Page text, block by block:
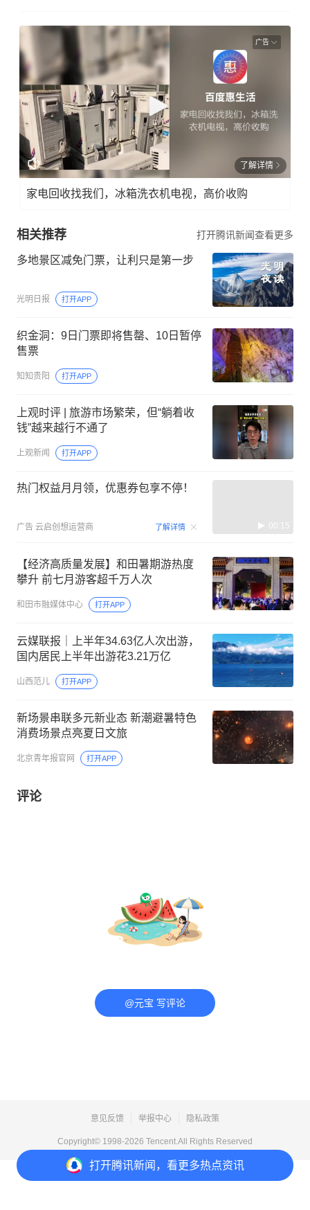
打开腾讯新闻，看更多热点资讯
广告
了解详情
家电回收找我们，冰箱洗衣机电视，高价收购
相关推荐 打开腾讯新闻查看更多
多地景区减免门票，让利只是第一步
光明日报 打开APP
织金洞：9日门票即将售罄、10日暂停
售票
知知贵阳 打开APP
上观时评 | 旅游市场繁荣，但“躺着收
钱”越来越行不通了
上观新闻 打开APP
热门权益月月领，优惠券包享不停！
广告 云启创想运营商 了解详情 00:15
【经济高质量发展】和田暑期游热度
攀升 前七月游客超千万人次
和田市融媒体中心 打开APP
云媒联报｜上半年34.63亿人次出游，
国内居民上半年出游花3.21万亿
山西范儿 打开APP
新场景串联多元新业态 新潮避暑特色
消费场景点亮夏日文旅
北京青年报官网 打开APP
评论
@元宝 写评论
意见反馈 举报中心 隐私政策
Copyright© 1998-2026 Tencent.All Rights Reserved